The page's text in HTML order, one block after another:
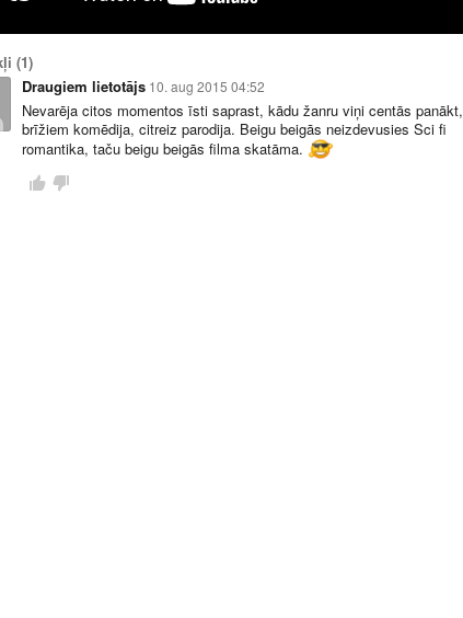
(1)
Draugiem lietotājs 10. aug 2015 04:52
Nevarēja citos momentos īsti saprast, kādu žanru viņi centās panākt,
brīžiem komēdija, citreiz parodija. Beigu beigās neizdevusies Sci fi
romantika, taču beigu beigās filma skatāma.